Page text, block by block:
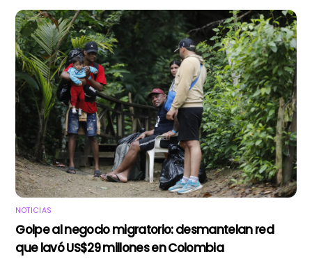
NOTICIAS
Golpe al negocio migratorio: desmantelan red
que lavó US$29 millones en Colombia